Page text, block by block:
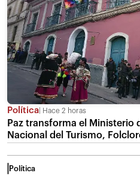
Política Hace 2 horas
Paz transforma el Ministerio
Nacional del Turismo,
Política